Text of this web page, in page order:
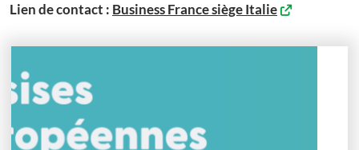
Lien de contact : Business France siège Italie